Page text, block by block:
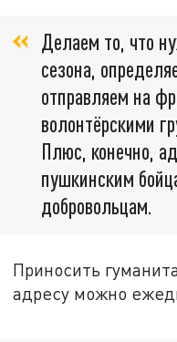
Делаем то, что
сезона,
отправляем на
волонтёрскими
Плюс, конечно,
пушкинским
добровольцам.
Приносить
адресу можно